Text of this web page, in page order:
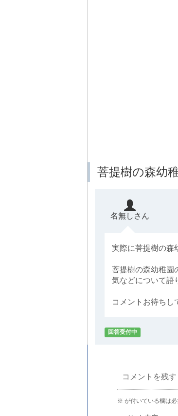
菩提樹の森幼
名無しさん
実際に菩提樹の森
菩提樹の森幼稚園
気などについて語
コメントお待ちし
回答受付中
コメントを残す
※ が付いている欄は